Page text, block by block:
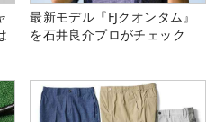
最新モデル『FJクオンタム』
を石井良介プロがチェック